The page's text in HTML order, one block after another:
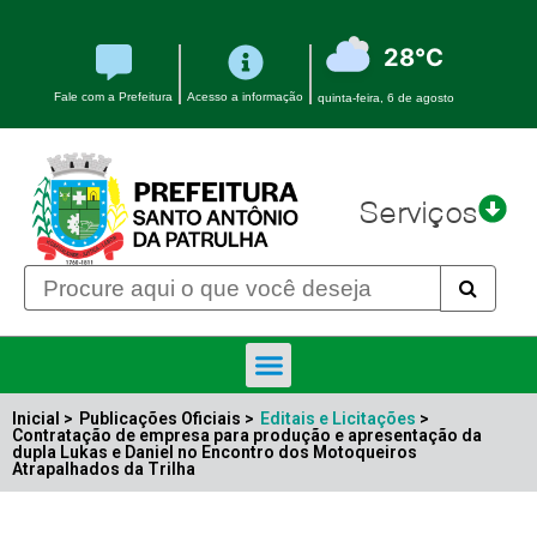
Fale com a Prefeitura Acesso a informação
28°C
quinta-feira, 6 de agosto
Serviços
Inicial > Publicações Oficiais > Editais e Licitações >
Contratação de empresa para produção e apresentação da
dupla Lukas e Daniel no Encontro dos Motoqueiros
Atrapalhados da Trilha